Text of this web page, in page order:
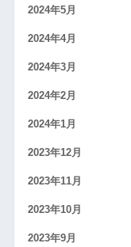
2024年5月
2024年4月
2024年3月
2024年2月
2024年1月
2023年12月
2023年11月
2023年10月
2023年9月